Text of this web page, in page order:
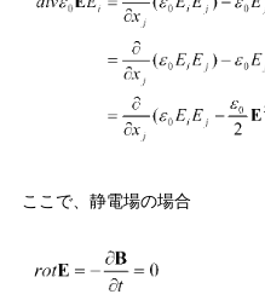
ここで、静電場の場合